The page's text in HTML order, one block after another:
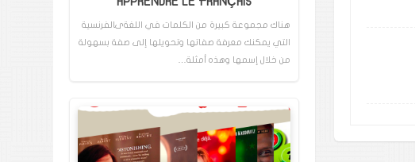
هناك مجموعة كبيرة من الكلمات في اللغةىالفرنسية
التي يمكنك معرفة صفاتها وتحويلها إلى صفة بسهولة
من خلال إسمها وهذه أمثلة…